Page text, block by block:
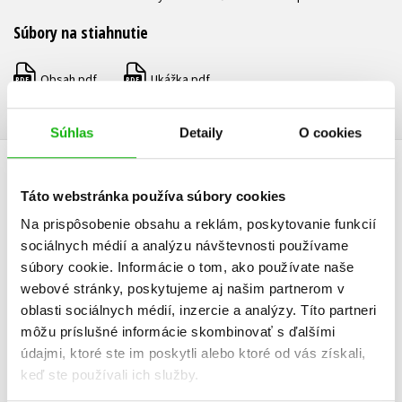
Súhlas Detaily O cookies
Táto webstránka používa súbory cookies
Na prispôsobenie obsahu a reklám, poskytovanie funkcií
sociálnych médií a analýzu návštevnosti používame
súbory cookie. Informácie o tom, ako používate naše
webové stránky, poskytujeme aj našim partnerom v
oblasti sociálnych médií, inzercie a analýzy. Títo partneri
môžu príslušné informácie skombinovať s ďalšími
údajmi, ktoré ste im poskytli alebo ktoré od vás získali,
keď ste používali ich služby.
Súbory na stiahnutie
PDF Obsah.pdf PDF Ukážka.pdf
UŽIVATEĽSKÁ RECENZIA
Žiadne užívateľské hodnotenia nie sú dostupné.
Vaše hodnotenie
Používateľskú recenziu môžu vkladať len registrovaní užívatelia
Prihlásiť